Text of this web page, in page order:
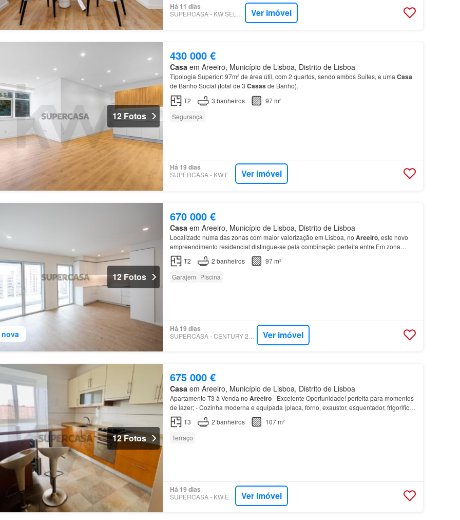
Há 11 dias
Ver imóvel
12 Fotos
430 000 €
Casa em Areeiro, Município de Lisboa, Distrito de Lisboa
Tipologia Superior: 97m² de área útil, com 2 quartos, sendo ambos Suites, e uma Casa
de Banho Social (total de 3 Casas de Banho).
T2
3 banheiros
97 m²
Segurança
Há 19 dias
Ver imóvel
nova
12 Fotos
670 000 €
Casa em Areeiro, Município de Lisboa, Distrito de Lisboa
Localizado numa das zonas com maior valorização em Lisboa, no Areeiro, este novo
empreendimento residencial distingue-se pela combinação perfeita entre Em zona
central e de fácil acesso aos principais pontos da cidade, com o…
T2 2 banheiros
97 m²
Garajem Piscina
Há 19 dias
Ver imóvel
12 Fotos
675 000 €
Casaem Areeiro, Município de Lisboa, Distrito de Lisboa
Apartamento T3 à Venda no Areeiro- Excelente Oportunidade! perfeita para momentos
de lazer; - Cozinha moderna e equipada (placa, forno, exaustor, esquentador, frigorifico
e maquina lavar loiça), já renovada; - 2
T3 2 banheiros
107 m²
Terraço
Há 19 dias
Ver imóvel